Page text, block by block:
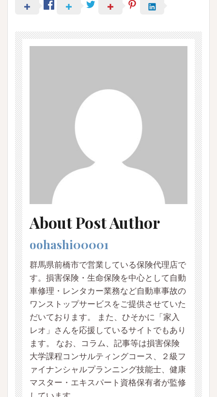
About Post Author
oohashi00001
群馬県前橋市で営業している保険代理店で
す。損害保険・生命保険を中心として自動
車修理・レンタカー業務など自動車事故の
ワンストップサービスをご提供させていた
だいております。 また、ひそかに「家入
レオ」さんを応援しているサイトでもあり
ます。 なお、コラム、記事等は損害保険
大学課程コンサルティングコース、２級フ
ァイナンシャルプランニング技能士、健康
マスター・エキスパート資格保有者が監修